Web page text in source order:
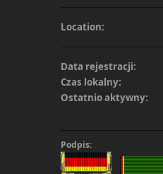
Location:
Data rejestracji:
Czas lokalny:
Ostatnio aktywny:
Podpis: